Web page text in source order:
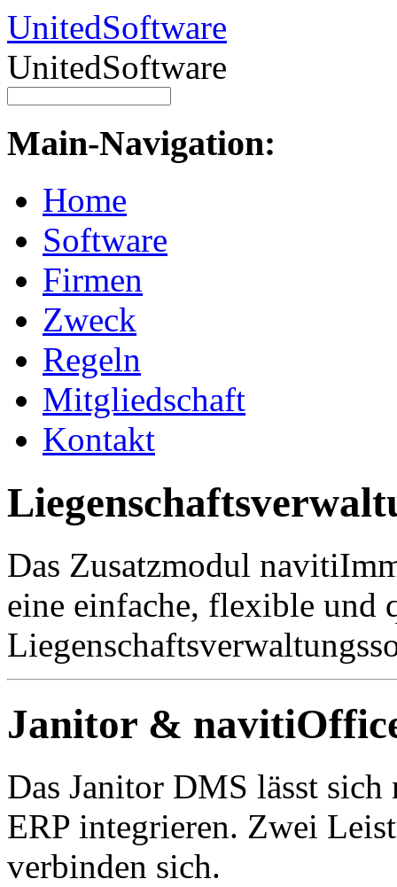
UnitedSoftware
UnitedSoftware
Main-Navigation:
Home
Software
Firmen
Zweck
Regeln
Mitgliedschaft
Kontakt
Das Zusatzmodul
eine einfache, flexible und
Janitor &
Das Janitor DMS lässt
ERP integrieren. Zwei
verbinden sich.